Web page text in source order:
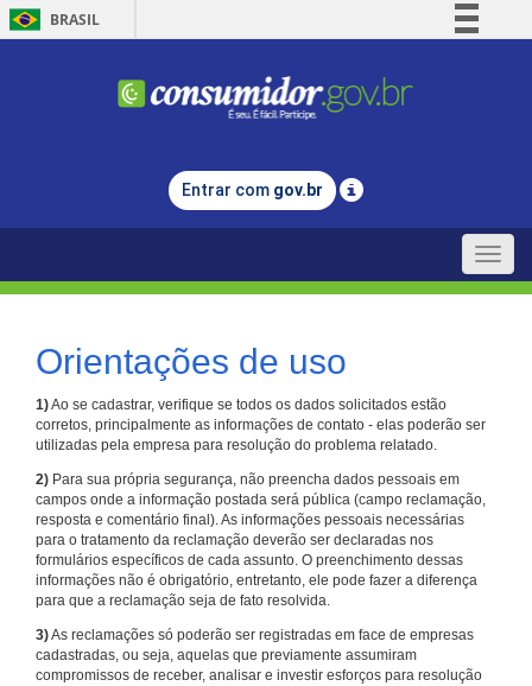
BRASIL
Comunica BR
Legislação
Entrar com gov.br
Toggle
Orientações de uso
1)Ao se cadastrar, verifique se todos os dados solicitados estão
corretos, principalmente as informações de contato - elas poderão ser
utilizadas pela empresa para resolução do problema relatado.
2) Para sua própria segurança, não preencha dados pessoais em
campos onde a informação postada será pública (campo reclamação,
resposta e comentário final). As informações pessoais necessárias
para o tratamento da reclamação deverão ser declaradas nos
formulários específicos de cada assunto. O preenchimento dessas
informações não é obrigatório, entretanto, ele pode fazer a diferença
para que a reclamação seja de fato resolvida.
3)As reclamações só poderão ser registradas em face de empresas
cadastradas, ou seja, aquelas que previamente assumiram
compromissos de receber, analisar e investir esforços para resolução